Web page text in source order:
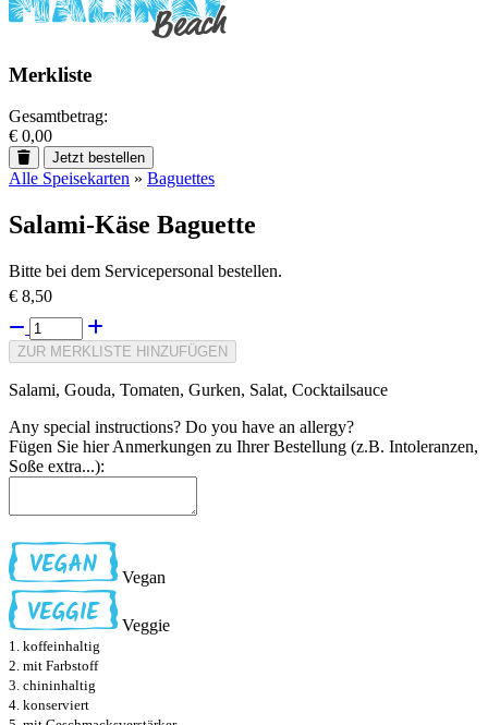
Merkliste
Gesamtbetrag:
€ 0,00
Jetzt bestellen
Alle Speisekarten » Baguettes
Salami-Käse Baguette
Bitte bei dem Servicepersonal bestellen.
€ 8,50
ZUR MERKLISTE HINZUFÜGEN
Salami, Gouda, Tomaten, Gurken, Salat, Cocktailsauce
Any special instructions? Do you have an allergy?
Fügen Sie hier Anmerkungen zu Ihrer Bestellung (z.B. Intoleranzen,
Soße extra...):
Vegan
Veggie
1. koffeinhaltig
2. mit Farbstoff
3. chininhaltig
4. konserviert